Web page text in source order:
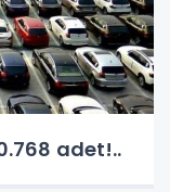
adet!..